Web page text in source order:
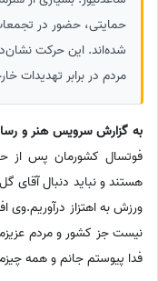
حمایتی، حضور در
شده‌اند. این حرکت
مردم در برابر تهدیدات
به گزارش سرویس هنر و
فوتسال کشورمان پس از
هستند و نباید دنبال آقای
ورزش به اهتزاز
نیست جز کشور و مردم
فدا پیوستم جانم و همه